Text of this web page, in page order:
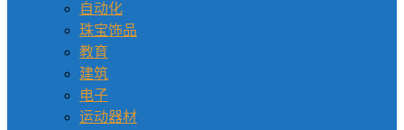
自动化
珠宝饰品
教育
建筑
电子
运动器材